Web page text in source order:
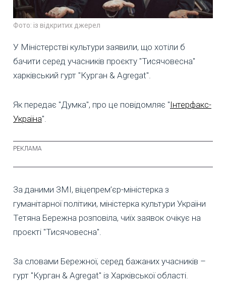
Фото: із відкритих джерел
У Міністерстві культури заявили, що хотіли б
бачити серед учасників проєкту "Тисячовесна"
харківський гурт "Курган & Agregat".
Як передає "Думка", про це повідомляє "Інтерфакс-
Україна".
За даними ЗМІ, віцепрем’єр-міністерка з
гуманітарної політики, міністерка культури України
Тетяна Бережна розповіла, чиїх заявок очікує на
проєкті "Тисячовесна".
За словами Бережної, серед бажаних учасників –
гурт "Курган & Agregat" із Харківської області.